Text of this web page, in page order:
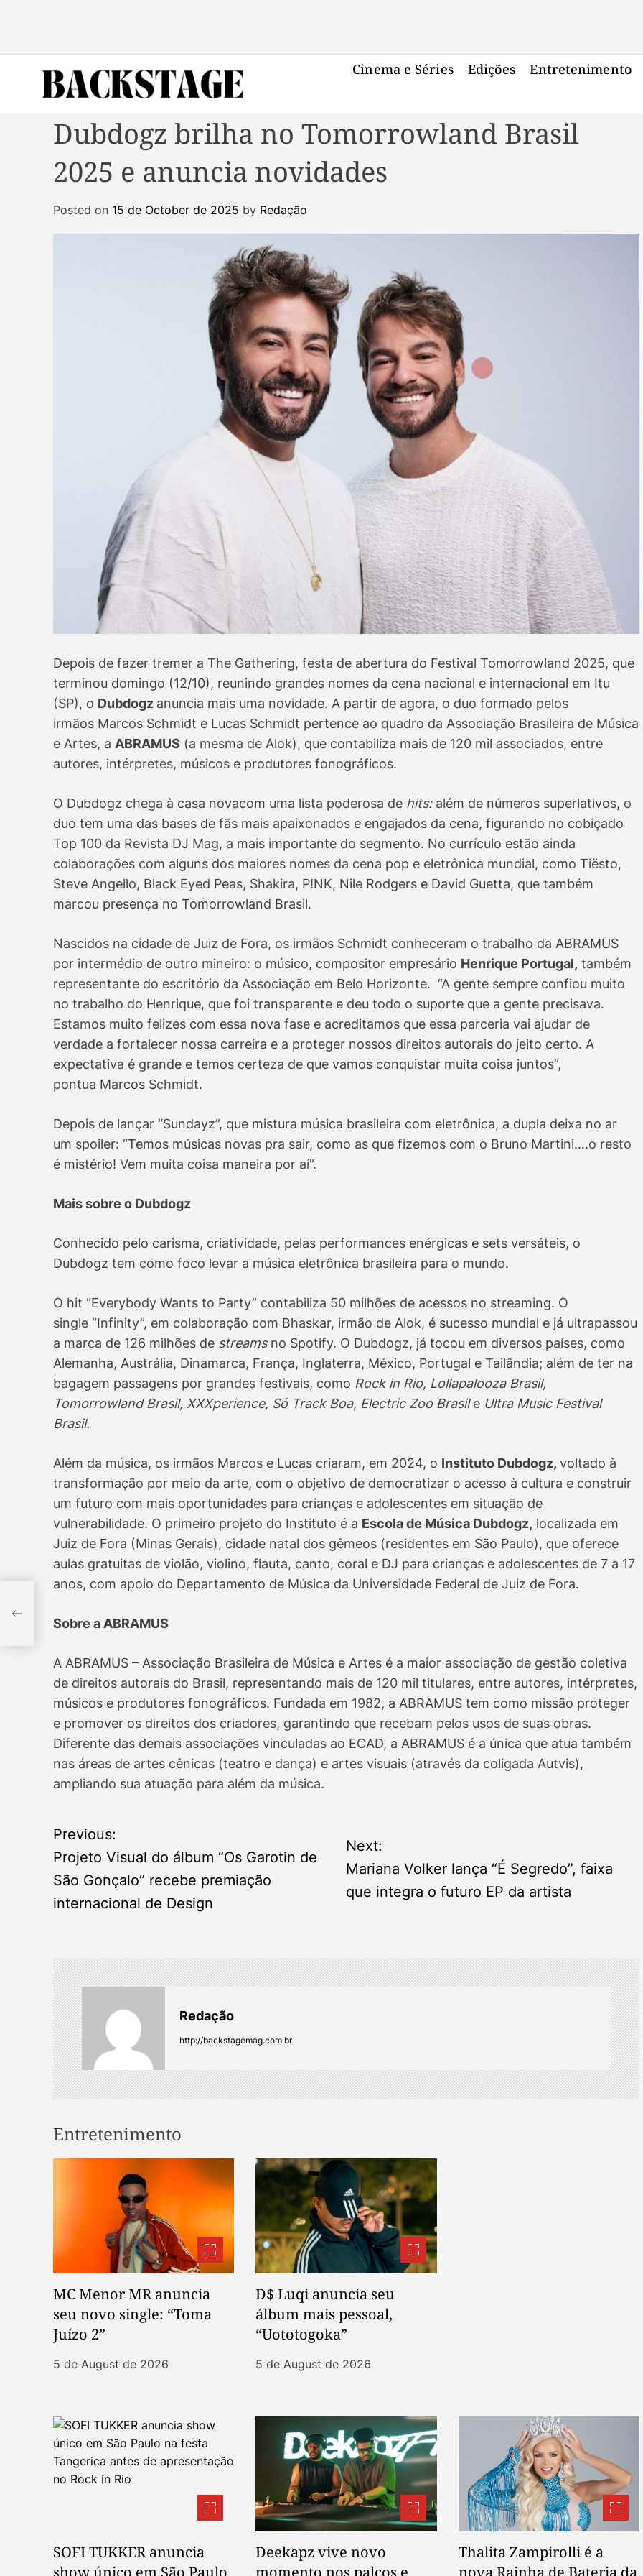
c
Cinema e Séries Edições Entretenimento
Dubdogz brilha no Tomorrowland Brasil
2025 e anuncia novidades
Posted on 15 de October de 2025 by Redação
Depois de fazer tremer a The Gathering, festa de abertura do Festival Tomorrowland 2025, que
terminou domingo (12/10), reunindo grandes nomes da cena nacional e internacional em Itu
(SP), o Dubdogz anuncia mais uma novidade. A partir de agora, o duo formado pelos
irmãos Marcos Schmidt e Lucas Schmidt pertence ao quadro da Associação Brasileira de Música
e Artes, a ABRAMUS (a mesma de Alok), que contabiliza mais de 120 mil associados, entre
autores, intérpretes, músicos e produtores fonográficos.
O Dubdogz chega à casa novacom uma lista poderosa de hits: além de números superlativos, o
duo tem uma das bases de fãs mais apaixonados e engajados da cena, figurando no cobiçado
Top 100 da Revista DJ Mag, a mais importante do segmento. No currículo estão ainda
colaborações com alguns dos maiores nomes da cena pop e eletrônica mundial, como Tiësto,
Steve Angello, Black Eyed Peas, Shakira, P!NK, Nile Rodgers e David Guetta, que também
marcou presença no Tomorrowland Brasil.
Nascidos na cidade de Juiz de Fora, os irmãos Schmidt conheceram o trabalho da ABRAMUS
por intermédio de outro mineiro: o músico, compositor empresário Henrique Portugal, também
representante do escritório da Associação em Belo Horizonte. “A gente sempre confiou muito
no trabalho do Henrique, que foi transparente e deu todo o suporte que a gente precisava.
Estamos muito felizes com essa nova fase e acreditamos que essa parceria vai ajudar de
verdade a fortalecer nossa carreira e a proteger nossos direitos autorais do jeito certo. A
expectativa é grande e temos certeza de que vamos conquistar muita coisa juntos”,
pontua Marcos Schmidt.
Depois de lançar “Sundayz”, que mistura música brasileira com eletrônica, a dupla deixa no ar
um spoiler: “Temos músicas novas pra sair, como as que fizemos com o Bruno Martini….o resto
é mistério! Vem muita coisa maneira por aí”.
Mais sobre o Dubdogz
Conhecido pelo carisma, criatividade, pelas performances enérgicas e sets versáteis, o
Dubdogz tem como foco levar a música eletrônica brasileira para o mundo.
O hit “Everybody Wants to Party” contabiliza 50 milhões de acessos no streaming. O
single “Infinity”, em colaboração com Bhaskar, irmão de Alok, é sucesso mundial e já ultrapassou
a marca de 126 milhões de streamsno Spotify. O Dubdogz, já tocou em diversos países, como
Alemanha, Austrália, Dinamarca, França, Inglaterra, México, Portugal e Tailândia; além de ter na
bagagem passagens por grandes festivais, como Rock in Rio, Lollapalooza Brasil,
Tomorrowland Brasil, XXXperience, Só Track Boa, Electric Zoo Brasile Ultra Music Festival
Brasil.
Além da música, os irmãos Marcos e Lucas criaram, em 2024, o Instituto Dubdogz, voltado à
transformação por meio da arte, com o objetivo de democratizar o acesso à cultura e construir
um futuro com mais oportunidades para crianças e adolescentes em situação de
vulnerabilidade. O primeiro projeto do Instituto é a Escola de Música Dubdogz, localizada em
Juiz de Fora (Minas Gerais), cidade natal dos gêmeos (residentes em São Paulo), que oferece
aulas gratuitas de violão, violino, flauta, canto, coral e DJ para crianças e adolescentes de 7 a 17
anos, com apoio do Departamento de Música da Universidade Federal de Juiz de Fora.
Sobre a ABRAMUS
A ABRAMUS – Associação Brasileira de Música e Artes é a maior associação de gestão coletiva
de direitos autorais do Brasil, representando mais de 120 mil titulares, entre autores, intérpretes,
músicos e produtores fonográficos. Fundada em 1982, a ABRAMUS tem como missão proteger
e promover os direitos dos criadores, garantindo que recebam pelos usos de suas obras.
Diferente das demais associações vinculadas ao ECAD, a ABRAMUS é a única que atua também
nas áreas de artes cênicas (teatro e dança) e artes visuais (através da coligada Autvis),
ampliando sua atuação para além da música.
P
o
s
n
a
v
i
a
o
n
Previous:
Projeto Visual do álbum “Os Garotin de
São Gonçalo” recebe premiação
internacional de Design
Next:
Mariana Volker lança “É Segredo”, faixa
que integra o futuro EP da artista
Redação
http://backstagemag.com.br
Entretenimento
MC Menor MR anuncia
seu novo single: “Toma
Juízo 2”
5 de August de 2026
D$ Luqi anuncia seu
álbum mais pessoal,
“Uototogoka”
5 de August de 2026
SOFI TUKKER anuncia
Deekapz vive novo
Thalita Zampirolli é a